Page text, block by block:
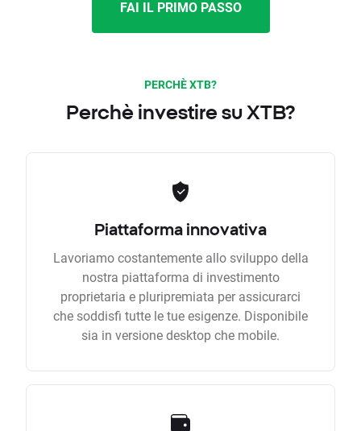
FAI IL PRIMO PASSO
PERCHÈ XTB?
Perchè investire su XTB?
Piattaforma innovativa
Lavoriamo costantemente allo sviluppo della
nostra piattaforma di investimento
proprietaria e pluripremiata per assicurarci
che soddisfi tutte le tue esigenze. Disponibile
sia in versione desktop che mobile.